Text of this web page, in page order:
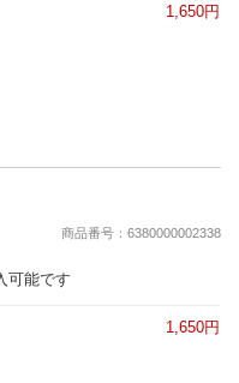
1,650円
商品番号：6380000002338
可能です
1,650円